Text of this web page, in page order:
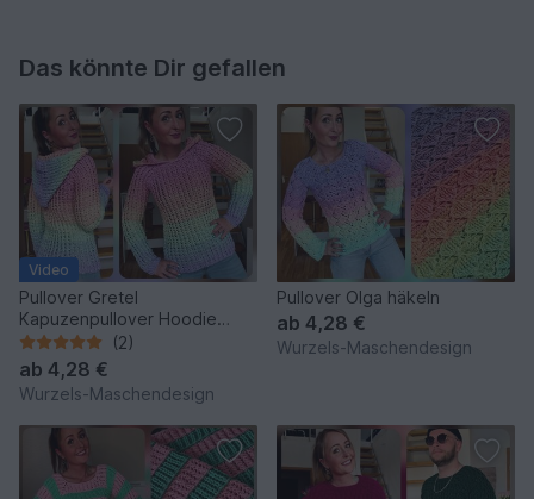
Das könnte Dir gefallen
Video
Pullover Gretel
Kapuzenpullover Hoodie
häkeln
(2)
ab 4,28 €
Wurzels-Maschendesign
Pullover Olga häkeln
ab 4,28 €
Wurzels-Maschendesign